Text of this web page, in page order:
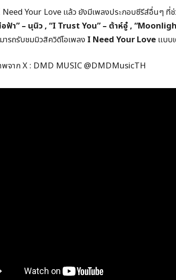
Your Love แล้ว ยังมีเพลงประกอบซีรีส์อื่นๆ ที่ช่
อฟ้า” – นุนิว , “I Trust You” – ต้าห์อู๋ ,
ารถรับชมมิวสิควิดีโอเพลง I Need Your Love แบบ
จาก X : DMD MUSIC @DMDMusicTH